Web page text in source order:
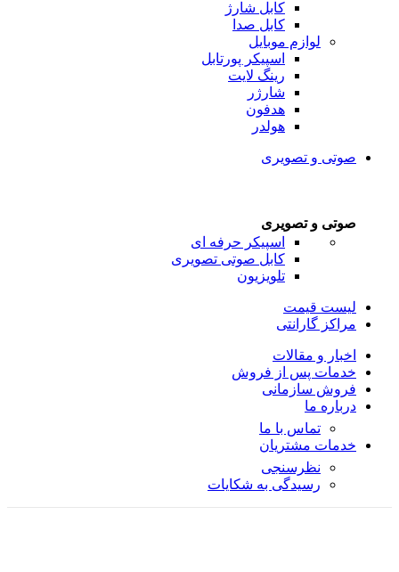
کابل شارژ
کابل صدا
لوازم موبایل
اسپیکر پورتابل
رینگ لایت
شارژر
هدفون
هولدر
صوتی و تصویری
صوتی و تصویری
اسپیکر حرفه ای
کابل صوتی تصویری
تلویزیون
لیست قیمت
مراکز گارانتی
اخبار و مقالات
خدمات پس از فروش
فروش سازمانی
درباره ما
تماس با ما
خدمات مشتریان
نظرسنجی
رسیدگی به شکایات